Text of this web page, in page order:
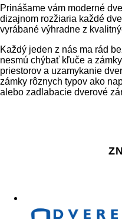
Prinášame vám moderné
dizajnom rozžiaria každé
vyrábané výhradne z
Každý jeden z nás ma rád
nesmú chýbať kľuče a
priestorov a uzamykanie
zámky rôznych typov ako
alebo zadlabacie dverové